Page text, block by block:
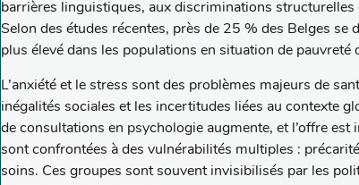
barrières linguistiques, aux discriminations structurelles
Selon des études récentes, près de 25 % des Belges
plus élevé dans les populations en situation de pauvreté
L’anxiété et le stress sont des problèmes majeurs de
inégalités sociales et les incertitudes liées au contexte
de consultations en psychologie augmente, et l’offre
sont confrontées à des vulnérabilités multiples :
soins. Ces groupes sont souvent invisibilisés par les